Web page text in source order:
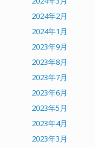
2024年2月
2024年1月
2023年9月
2023年8月
2023年7月
2023年6月
2023年5月
2023年4月
2023年3月